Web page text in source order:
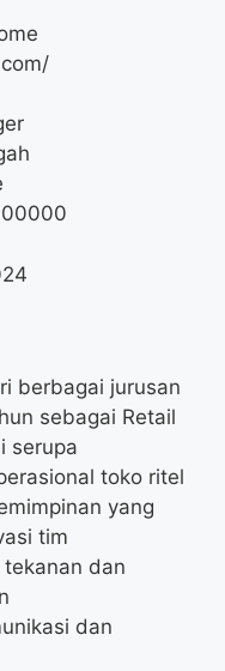
berbagai jurusan
sebagai Retail
serupa
toko ritel
yang
tim
dan
dan